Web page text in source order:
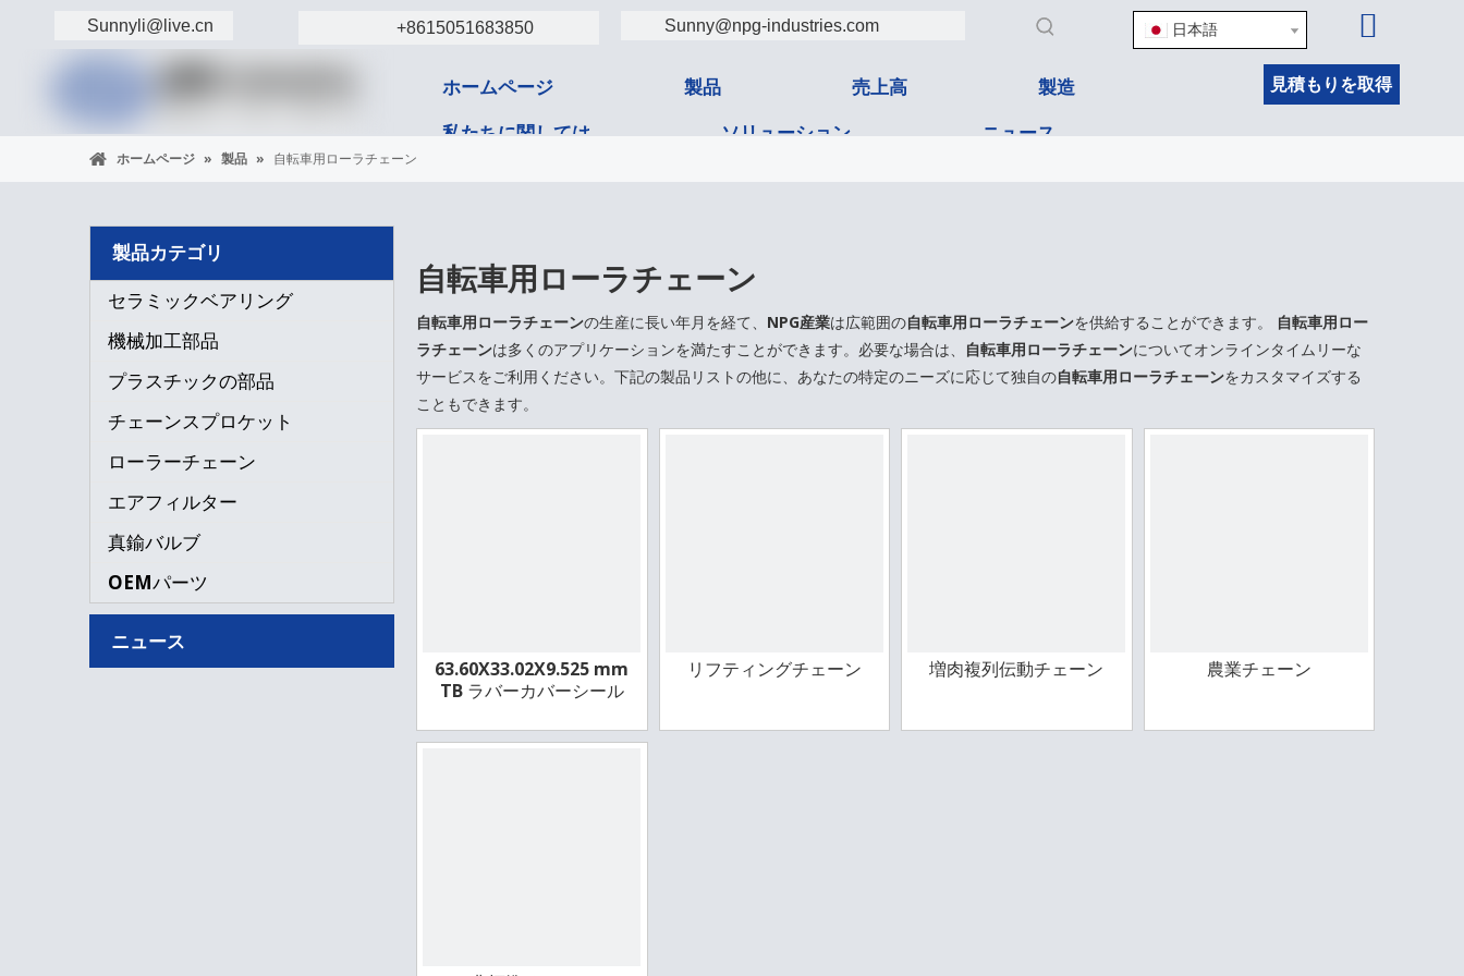
Sunnyli@live.cn +8615051683850 Sunny@npg-industries.com 日本語
ホームページ 製品 売上高
製造
私たちに関しては
ソリューション
ニュース
見積もりを取得
ホームページ » 製品 » 自転車用ローラチェーン
製品カテゴリ
セラミックベアリング
機械加工部品
プラスチックの部品
チェーンスプロケット
ローラーチェーン
エアフィルター
真鍮バルブ
OEMパーツ
ニュース
自転車用ローラチェーン
自転車用ローラチェーンの生産に長い年月を経て、 NPG産業は広範囲の自転車用ローラチェーンを供給することができます。
自転車用ロー
ラチェーンは多くのアプリケーションを満たすことができます。必要な場合は、 自転車用ローラチェーンについてオンラインタイムリーな
サービスをご利用ください。下記の製品リストの他に、あなたの特定のニーズに応じて独自の自転車用ローラチェーンをカスタマイズする
こともできます。
63.60X33.02X9.525 mm
TB ラバーカバーシール
リフティングチェーン 増肉複列伝動チェーン 農業チェーン